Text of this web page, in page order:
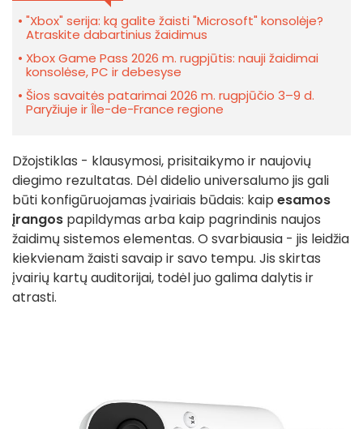
"Xbox" serija: ką galite žaisti "Microsoft" konsolėje?
Atraskite dabartinius žaidimus
Xbox Game Pass 2026 m. rugpjūtis: nauji žaidimai
konsolėse, PC ir debesyse
Šios savaitės patarimai 2026 m. rugpjūčio 3–9 d.
Paryžiuje ir Île-de-France regione
Džojstiklas - klausymosi, prisitaikymo ir naujovių
diegimo rezultatas. Dėl didelio universalumo jis gali
būti konfigūruojamas įvairiais būdais: kaip esamos
įrangos papildymas arba kaip pagrindinis naujos
žaidimų sistemos elementas. O svarbiausia - jis leidžia
kiekvienam žaisti savaip ir savo tempu. Jis skirtas
įvairių kartų auditorijai, todėl juo galima dalytis ir
atrasti.